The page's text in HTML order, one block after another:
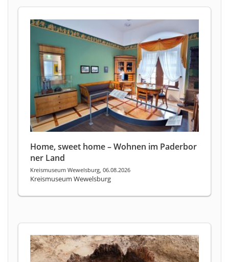
Home, sweet home – Wohnen im Paderbor
ner Land
Kreismuseum Wewelsburg, 06.08.2026
Kreismuseum Wewelsburg